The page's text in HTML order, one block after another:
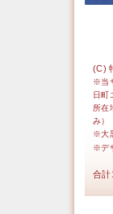
(C)
※当
日町
所在
み）
※大
※デ
合